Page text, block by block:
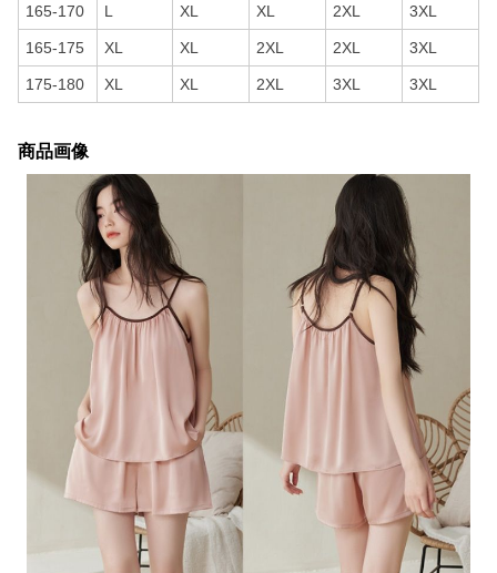
165-170 L XL XL 2XL 3XL
165-175 XL XL 2XL 2XL 3XL
175-180 XL XL 2XL 3XL 3XL
商品画像